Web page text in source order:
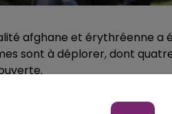
afghane et érythréenne a
sont à déplorer, dont
entre migrants a éclaté
Elle a opposé une